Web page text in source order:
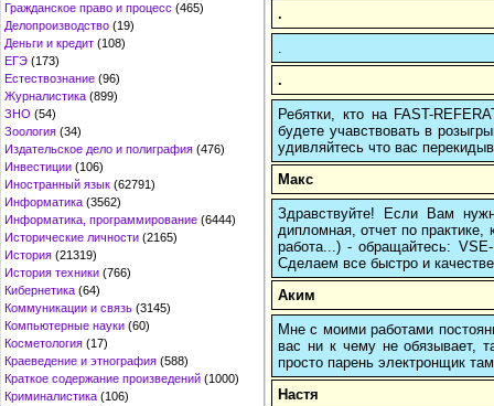
Гражданское право и процесс (465)
Делопроизводство (19)
Деньги и кредит (108)
ЕГЭ (173)
Естествознание (96)
Журналистика (899)
ЗНО (54)
Зоология (34)
Издательское дело и полиграфия (476)
Инвестиции (106)
Иностранный язык (62791)
Информатика (3562)
Информатика, программирование (6444)
Исторические личности (2165)
История (21319)
История техники (766)
Кибернетика (64)
Коммуникации и связь (3145)
Компьютерные науки (60)
Косметология (17)
Краеведение и этнография (588)
Краткое содержание произведений (1000)
Криминалистика (106)
.
.
Ребятки, кто на FAST-
будете учавствовать в
удивляйтесь что вас
Макс
Здравствуйте! Если Вам
дипломная, отчет по
работа...) - обращайтесь:
Сделаем все быстро и
Аким
Мне с моими работами
вас ни к чему не обязывает,
просто парень электронщик
Настя